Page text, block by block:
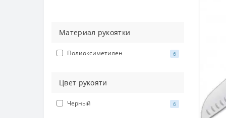
Материал рукоятки
Полиоксиметилен 6
Цвет рукояти
Черный 6